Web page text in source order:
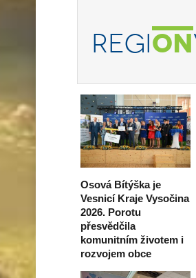
REGION
Osová Bítýška je
Vesnicí Kraje Vysočina
2026. Porotu
přesvědčila
komunitním životem i
rozvojem obce